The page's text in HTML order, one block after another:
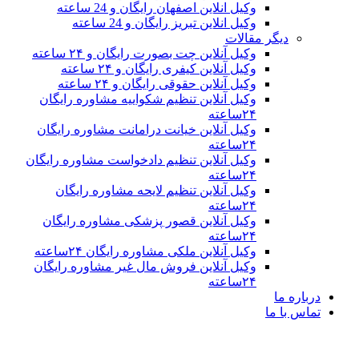
وکیل انلاین اصفهان رایگان و 24 ساعته
وکیل انلاین تبریز رایگان و 24 ساعته
دیگر مقالات
وکیل آنلاین چت بصورت رایگان و ۲۴ ساعته
وکیل آنلاین کیفری رایگان و ۲۴ ساعته
وکیل آنلاین حقوقی رایگان و ۲۴ ساعته
وکیل آنلاین تنظیم شکواییه مشاوره رایگان
وکیل آنلاین خیانت درامانت مشاوره رایگان
وکیل آنلاین تنظیم دادخواست مشاوره رایگان
وکیل آنلاین تنظیم لایحه مشاوره رایگان
وکیل آنلاین قصور پزشکی مشاوره رایگان
وکیل آنلاین ملکی مشاوره رایگان ۲۴ساعته
وکیل آنلاین فروش مال غیر مشاوره رایگان
درباره ما
تماس با ما